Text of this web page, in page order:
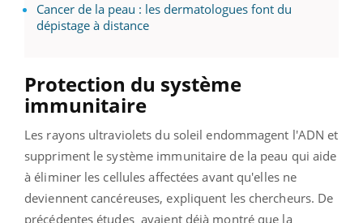
Cancer de la peau : les dermatologues font du
dépistage à distance
Protection du système
immunitaire
Les rayons ultraviolets du soleil endommagent l'ADN et
suppriment le système immunitaire de la peau qui aide
à éliminer les cellules affectées avant qu'elles ne
deviennent cancéreuses, expliquent les chercheurs. De
précédentes études avaient déjà montré que la